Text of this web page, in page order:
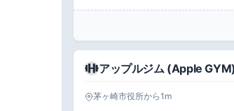
アップルジム (Apple
茅ヶ崎市役所から1m